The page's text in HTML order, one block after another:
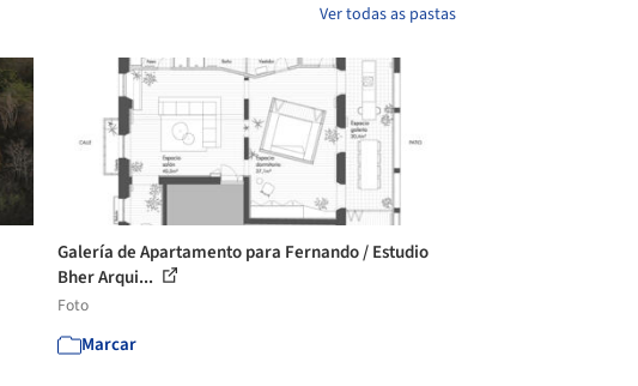
Ver todas as pastas
Galería de Apartamento para Fernando / Estudio
Bher Arqui...
Foto
Marcar